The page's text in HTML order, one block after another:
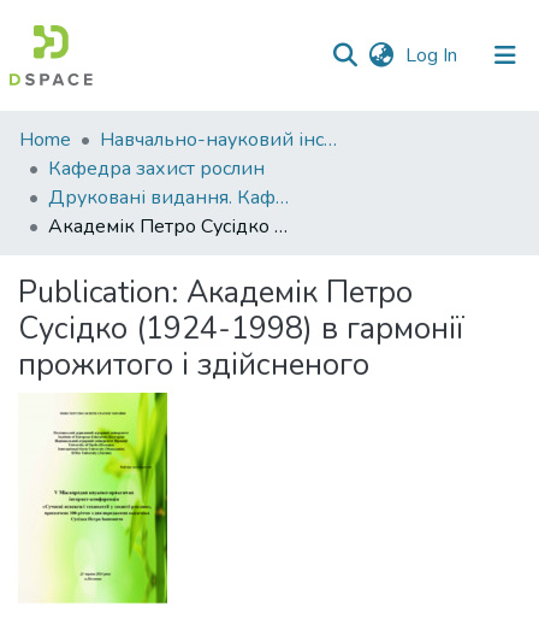
Log In (current)
Communities
&
Collections
All of DSpace
Statistics
Home
Навчально-науковий інститут агротехнологій, селекції та екології
Кафедра захист рослин
Друковані видання. Кафедра захист рослин
Академік Петро Сусідко (1924-1998) в гармонії прожитого і здійсненого
Publication: Академік Петро
Сусідко (1924-1998) в гармонії
прожитого і здійсненого